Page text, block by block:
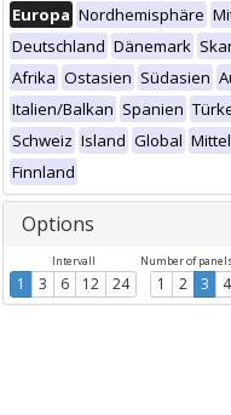
Europa Nordhemisphäre
Deutschland Dänemark
Afrika Ostasien Südasien
Italien/Balkan Spanien
Schweiz Island Global
Finnland
Options
Intervall
1 3 6 12 24
Number of
1 2 3 4